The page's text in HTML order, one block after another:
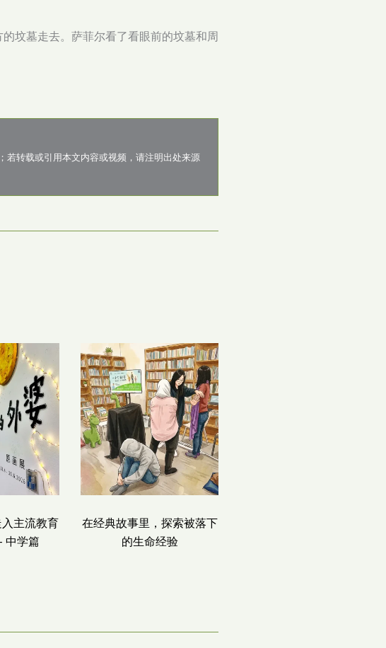
坟墓走去。萨菲尔看了看眼前的坟墓和周
若转载或引用本文内容或视频，请注明出处来源
主流教育
中学篇
在经典故事里，探索被落下
的生命经验